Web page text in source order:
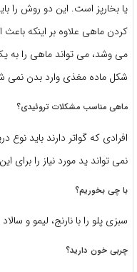
یا بخارپز است. این دو روش را
می وشد، می تواند ماهی را به
شکل ماده مغذی وارد بدن نمی
ماهی مناسب مشکلات تروئیدی؟
افرادی که گواتر دارند باید
نمی تواند ید مورد نیاز را برای
با چی بخوریم؟
سبزی پلو را با نارنج، لیمو و
چربی خون دارید؟